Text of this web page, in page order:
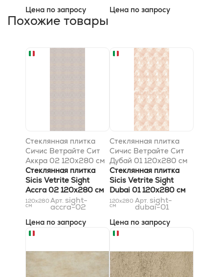
Цена по запросу Цена по запросу
Похожие товары
Стеклянная плитка
Сичис Ветрайте Сит
Аккра 02 120x280 см
Стеклянная плитка
Sicis Vetrite Sight
Accra 02 120x280 см
120x280
см
Арт. sight-
accra-02
Цена по запросу
Стеклянная плитка
Сичис Ветрайте Сит
Дубай 01 120x280 см
Стеклянная плитка
Sicis Vetrite Sight
Dubai 01 120x280 см
120x280
см
Арт. sight-
dubai-01
Цена по запросу